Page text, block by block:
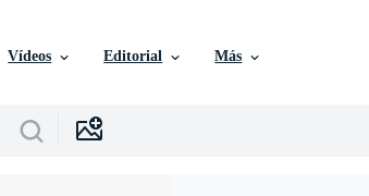
Vídeos Editorial Más